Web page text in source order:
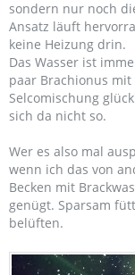
sondern nur noch
Ansatz läuft
keine Heizung drin.
Das Wasser ist
paar Brachionus
Selcomischung
sich da nicht so.
Wer es also mal
wenn ich das von
Becken mit
genügt. Sparsam
belüften.